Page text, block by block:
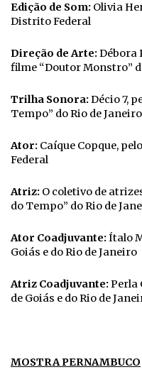
Edição de Som: Olivia
Distrito Federal
Direção de Arte:Débora
filme “Doutor Monstro”
Trilha Sonora:Décio 7,
Tempo” do Rio de Janeiro
Ator: Caíque Copque,
Federal
Atriz: O coletivo de
do Tempo” do Rio de
Ator Coadjuvante:Ítalo
Goiás e do Rio de Janeiro
Atriz Coadjuvante:Perla
de Goiás e do Rio de
MOSTRA PERNAMBUCO